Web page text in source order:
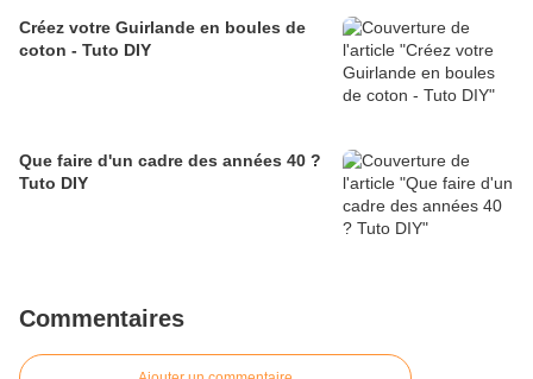
Créez votre Guirlande en boules de
coton - Tuto DIY
Que faire d'un cadre des années 40 ?
Tuto DIY
Commentaires